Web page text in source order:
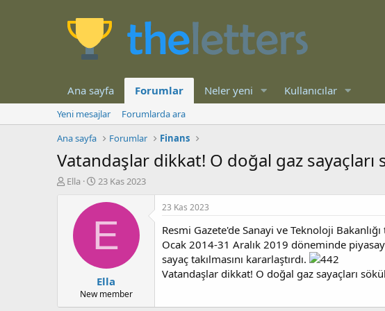
Ana sayfa Forumlar Neler yeni Kullanıcılar
Yeni mesajlar
Forumlarda ara
Ana sayfa
Forumlar Finans
Vatandaşlar dikkat! O doğal gaz sayaçları
K
l
Ella
B
ş
a
n
ı
ç
t
a
23 Kas 2023
E
Ella
New member
23 Kas 2023
Resmi Gazete'de Sanayi ve Teknoloji
Ocak 2014-31 Aralık 2019 döneminde
sayaç takılmasını kararlaştırdı.
Vatandaşlar dikkat! O doğal gaz sayaçları